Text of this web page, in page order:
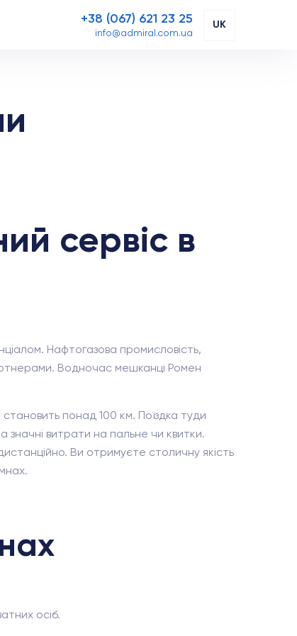
+38 (067) 621 23 25
info@admiral.com.ua
UK
сервіс в
Нафтогазова промисловість,
Водночас мешканці Ромен
понад 100 км. Поїздка туди
витрати на пальне чи квитки.
Ви отримуєте столичну якість
осіб.